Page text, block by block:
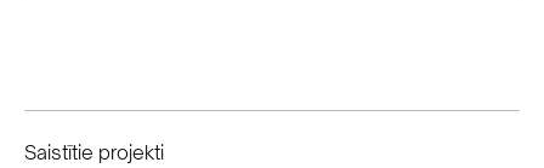
Saistītie projekti